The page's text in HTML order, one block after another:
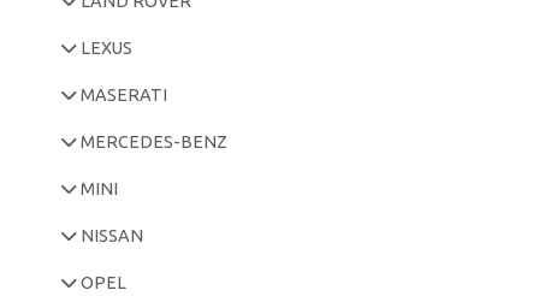
LEXUS
MASERATI
MERCEDES-BENZ
MINI
NISSAN
OPEL